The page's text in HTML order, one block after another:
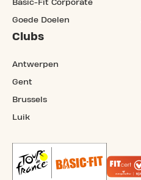
Basic-Fit Corporate
Goede Doelen
Clubs
Antwerpen
Gent
Brussels
Luik